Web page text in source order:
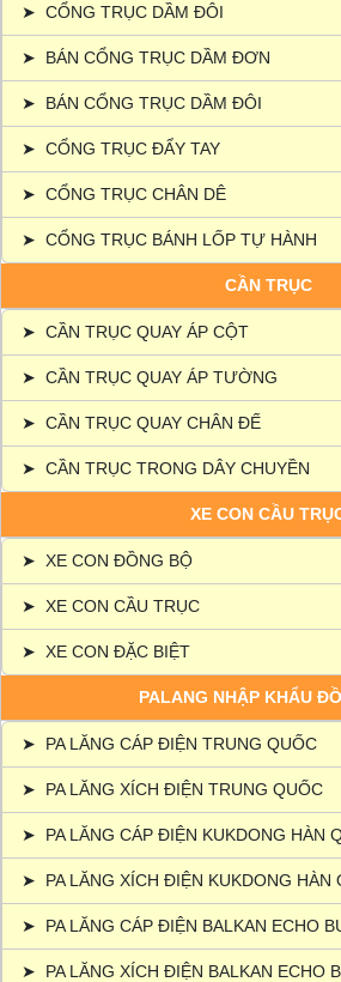
➤ CỔNG TRỤC DẦM ĐÔI
➤ BÁN CỔNG TRỤC DẦM ĐƠN
➤ BÁN CỔNG TRỤC DẦM ĐÔI
➤ CỔNG TRỤC ĐẨY TAY
➤ CỔNG TRỤC CHÂN DÊ
➤ CỔNG TRỤC BÁNH LỐP TỰ HÀNH
CẦN TRỤC
➤ CẦN TRỤC QUAY ÁP CỘT
➤ CẦN TRỤC QUAY ÁP TƯỜNG
➤ CẦN TRỤC QUAY CHÂN ĐẾ
➤ CẦN TRỤC TRONG DÂY CHUYỀN
XE CON CẦU
➤ XE CON ĐỒNG BỘ
➤ XE CON CẦU TRỤC
➤ XE CON ĐẶC BIỆT
PALANG NHẬP KHẨU
➤ PA LĂNG CÁP ĐIỆN TRUNG QUỐC
➤ PA LĂNG XÍCH ĐIỆN TRUNG QUỐC
➤ PA LĂNG CÁP ĐIỆN KUKDONG HÀN
➤ PA LĂNG XÍCH ĐIỆN KUKDONG HÀN
➤ PA LĂNG CÁP ĐIỆN BALKAN ECHO
➤ PA LĂNG XÍCH ĐIỆN BALKAN ECHO